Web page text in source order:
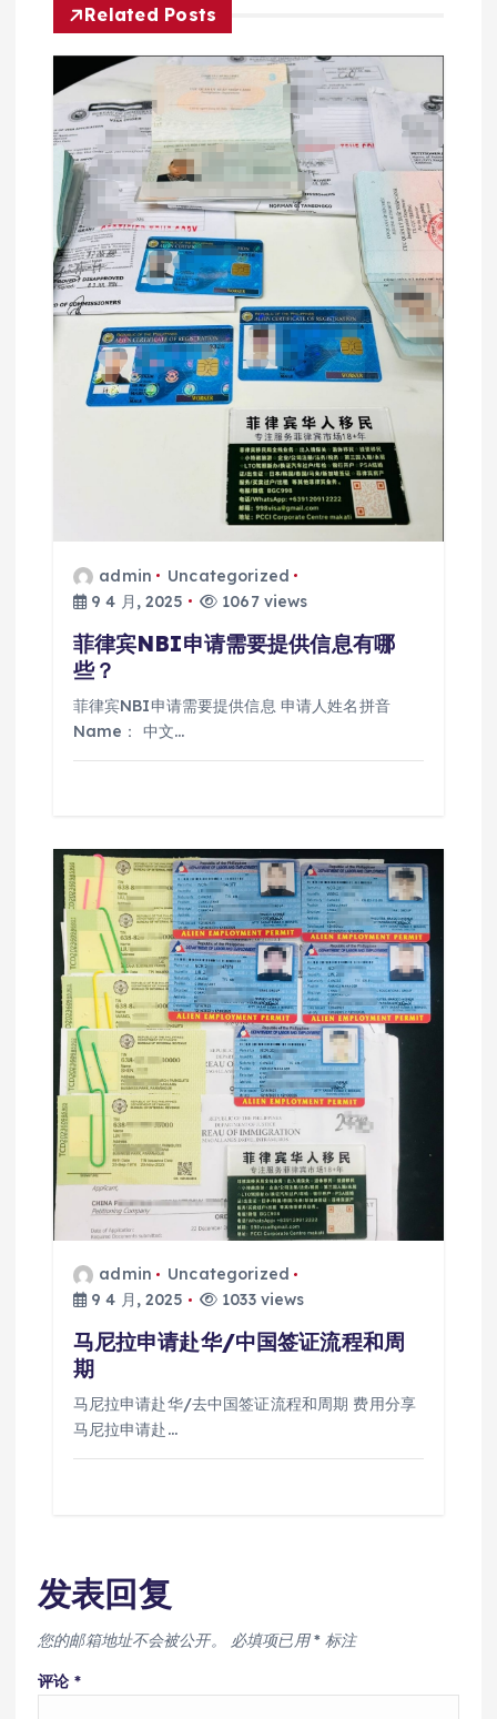
Related Posts
admin
Uncategorized
9 4 月, 2025
1067 views
菲律宾NBI申请需要提供信息有哪
些？
菲律宾NBI申请需要提供信息 申请人姓名拼音
Name： 中文…
admin
Uncategorized
9 4 月, 2025
1033 views
马尼拉申请赴华/中国签证流程和周
期
马尼拉申请赴华/去中国签证流程和周期 费用分享
马尼拉申请赴…
发表回复
您的邮箱地址不会被公开。 必填项已用* 标注
评论 *